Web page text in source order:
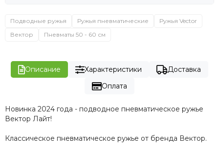
Подводные ружья Ружья пневматические
Ружья Vector
Вектор
Пневматы 50 - 60 см
Описание Характеристики
Доставка
Оплата
Новинка 2024 года - подводное пневматическое ружье
Вектор Лайт!
Классическое пневматическое ружье от бренда Вектор.